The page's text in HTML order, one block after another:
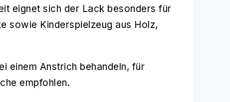
eignet sich der Lack besonders für
sowie Kinderspielzeug aus Holz,
einem Anstrich behandeln, für
empfohlen.